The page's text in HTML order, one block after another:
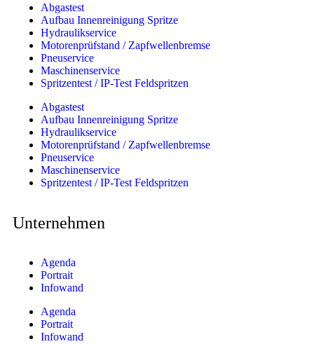
Abgastest
Aufbau Innenreinigung Spritze
Hydraulikservice
Motorenprüfstand / Zapfwellenbremse
Pneuservice
Maschinenservice
Spritzentest / IP-Test Feldspritzen
Abgastest
Aufbau Innenreinigung Spritze
Hydraulikservice
Motorenprüfstand / Zapfwellenbremse
Pneuservice
Maschinenservice
Spritzentest / IP-Test Feldspritzen
Unternehmen
Agenda
Portrait
Infowand
Agenda
Portrait
Infowand